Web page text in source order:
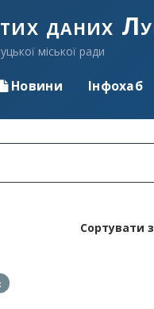
даних
міської ради
Новини Інфохаб
Сортувати